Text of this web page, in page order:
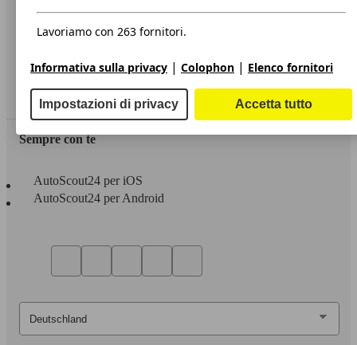
Privacy
Dichiarazione di Accessibilità
Servizi
Area rivenditori
Sempre con te
AutoScout24 per iOS
AutoScout24 per Android
Lavoriamo con 263 fornitori.
Informativa sulla privacy | Colophon | Elenco fornitori
Impostazioni di privacy Accetta tutto